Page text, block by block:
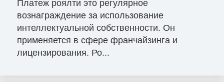
Платеж роялти это регулярное
вознаграждение за использование
интеллектуальной собственности. Он
применяется в сфере франчайзинга и
лицензирования. Ро...